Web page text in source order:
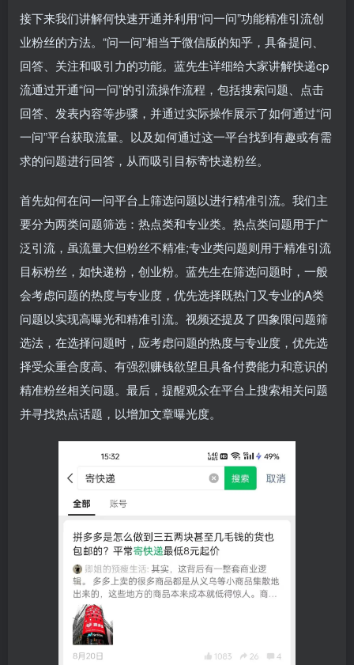
接下来我们讲解何快速开通并利用“问一问”功能精准引流创
业粉丝的方法。“问一问”相当于微信版的知乎，具备提问、
回答、关注和吸引力的功能。蓝先生详细给大家讲解快递cp
流通过开通“问一问”的引流操作流程，包括搜索问题、点击
回答、发表内容等步骤，并通过实际操作展示了如何通过“问
一问”平台获取流量。以及如何通过这一平台找到有趣或有需
求的问题进行回答，从而吸引目标寄快递粉丝。
首先如何在问一问平台上筛选问题以进行精准引流。我们主
要分为两类问题筛选：热点类和专业类。热点类问题用于广
泛引流，虽流量大但粉丝不精准;专业类问题则用于精准引流
目标粉丝，如快递粉，创业粉。蓝先生在筛选问题时，一般
会考虑问题的热度与专业度，优先选择既热门又专业的A类
问题以实现高曝光和精准引流。视频还提及了四象限问题筛
选法，在选择问题时，应考虑问题的热度与专业度，优先选
择受众重合度高、有强烈赚钱欲望且具备付费能力和意识的
精准粉丝相关问题。最后，提醒观众在平台上搜索相关问题
并寻找热点话题，以增加文章曝光度。